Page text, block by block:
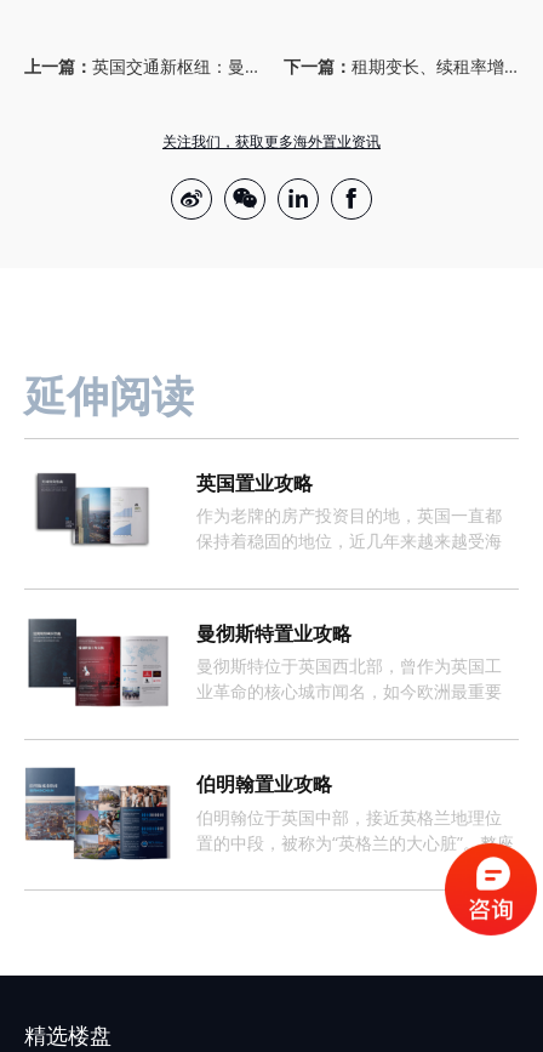
上一篇： 英国交通新枢纽：曼彻斯特与伯明翰 下一篇： 租期变长、续租率增高，英国出租房子更省心
关注我们，获取更多海外置业资讯
延伸阅读
英国置业攻略
作为老牌的房产投资目的地，英国一直都
保持着稳固的地位，近几年来越来越受海
曼彻斯特置业攻略
曼彻斯特位于英国西北部，曾作为英国工
业革命的核心城市闻名，如今欧洲最重要
伯明翰置业攻略
伯明翰位于英国中部，接近英格兰地理位
置的中段，被称为“英格兰的大心脏”。整座
城市约有368万人口，这样的人口数量促使
伯明翰的租房市场长期呈现供不应求的情
精选楼盘